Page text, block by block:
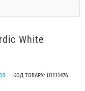
White
КОД ТОВАРУ: U1111476